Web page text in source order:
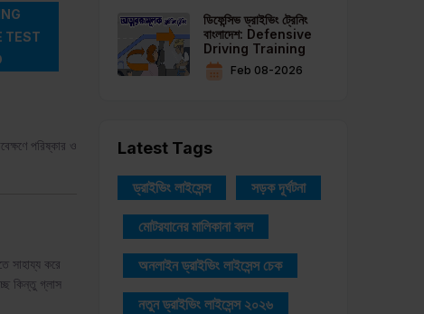
TEST
পরিষ্কার ও
সাহায্য করে
কিন্তু গ্লাস
ডিফেন্সিভ ড্রাইভিং ট্রেনিং
বাংলাদেশ: Defensive
Driving Training
Feb 08-2026
Latest Tags
ড্রাইভিং লাইসেন্স সড়ক দূর্ঘটনা
মোটরযানের মালিকানা বদল
অনলাইন ড্রাইভিং লাইসেন্স চেক
নতুন ড্রাইভিং লাইসেন্স ২০২৬